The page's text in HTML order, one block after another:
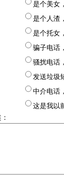
是个美女
是个人渣
是个托女
骗子电话
骚扰电话
发送垃圾
中介电话
这是我以